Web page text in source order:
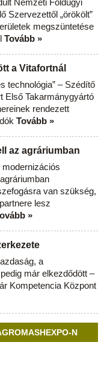
Nemzeti Földügyi
Szervezettől „örökölt”
megszüntetése
Tovább »
a Vitafortnál
technológia” – Szédítő
Első Takarmánygyártó
rendezett
Tovább »
az agráriumban
van szükség,
lesz
»
a
már elkezdődött –
Kompetencia Központ
N